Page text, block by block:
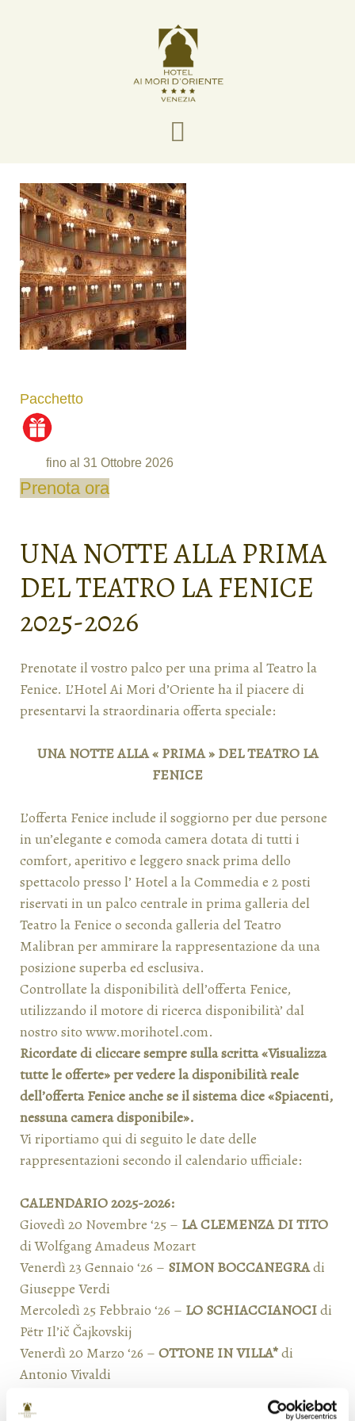
Pacchetto
fino al 31 Ottobre 2026
Prenota ora
UNA NOTTE ALLA PRIMA
DEL TEATRO LA FENICE
2025-2026
Prenotate il vostro palco per una prima al Teatro la
Fenice. L’Hotel Ai Mori d’Oriente ha il piacere di
presentarvi la straordinaria offerta speciale:
UNA NOTTE ALLA « PRIMA » DEL TEATRO LA
FENICE
L’offerta Fenice include il soggiorno per due persone
in un’elegante e comoda camera dotata di tutti i
comfort, aperitivo e leggero snack prima dello
spettacolo presso l’ Hotel a la Commedia e 2 posti
riservati in un palco centrale in prima galleria del
Teatro la Fenice o seconda galleria del Teatro
Malibran per ammirare la rappresentazione da una
posizione superba ed esclusiva.
Controllate la disponibilità dell’offerta Fenice,
utilizzando il motore di ricerca disponibilità’ dal
nostro sito www.morihotel.com.
Ricordate di cliccare sempre sulla scritta «Visualizza
tutte le offerte» per vedere la disponibilità reale
dell’offerta Fenice anche se il sistema dice «Spiacenti,
nessuna camera disponibile».
Vi riportiamo qui di seguito le date delle
rappresentazioni secondo il calendario ufficiale:
CALENDARIO 2025-2026:
Giovedì 20 Novembre ‘25 – LA CLEMENZA DI TITO
di Wolfgang Amadeus Mozart
Venerdì 23 Gennaio ‘26 – SIMON BOCCANEGRAdi
Giuseppe Verdi
Mercoledì 25 Febbraio ‘26 – LO SCHIACCIANOCIdi
Pëtr Il’ič Čajkovskij
Venerdì 20 Marzo ‘26 – OTTONE IN VILLA*di
Antonio Vivaldi
di Richard